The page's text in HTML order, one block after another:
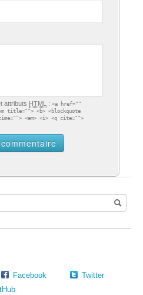
attributs HTML : <a href=""
title=""> <b> <blockquote
<em> <i> <q cite="">
Facebook
Twitter